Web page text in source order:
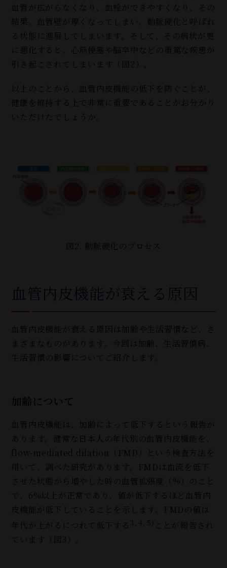
血管が広がらなくなり、血栓ができやすくなり、その
結果、血管壁が厚くなってしまい、動脈硬化と呼ばれ
る状態に進展してしまいます。そして、その病状が更
に悪化すると、心筋梗塞や脳卒中などの重篤な疾患が
引き起こされてしまいます（図2）。
以上のことから、血管内皮機能の低下を防ぐことが、
健康を維持する上で非常に重要であることがお分かり
いただけたでしょうか。
図2. 動脈硬化のプロセス
血管内皮機能が衰える原因
血管内皮機能が衰える原因は加齢や生活習慣など、さ
まざまなものがあります。今回は加齢、生活習慣病、
生活習慣の影響についてご紹介します。
加齢について
血管内皮機能は、加齢によって低下するという報告が
あります。健常な日本人の年代別の血管内皮機能を、
flow-mediated dilation（FMD）という検査方法を
用いて、調べた研究があります。FMDは血流を低下
させた状態から増やした時の血管拡張度（%）のこと
で、6%以上が正常であり、値が低下するほど血管内
皮機能が低下していることを示します。FMDの値は
年代が上がるにつれて低下する 3, 4, 5) ことが報告され
ています（図3）。